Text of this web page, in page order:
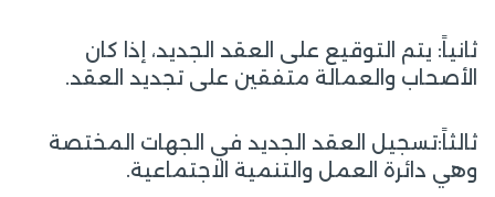
ثانياً: يتم التوقيع على العقد الجديد، إذا كان
الأصحاب والعمالة متفقين على تجديد العقد.
ثالثاً:تسجيل العقد الجديد في الجهات المختصة
وهي دائرة العمل والتنمية الاجتماعية.